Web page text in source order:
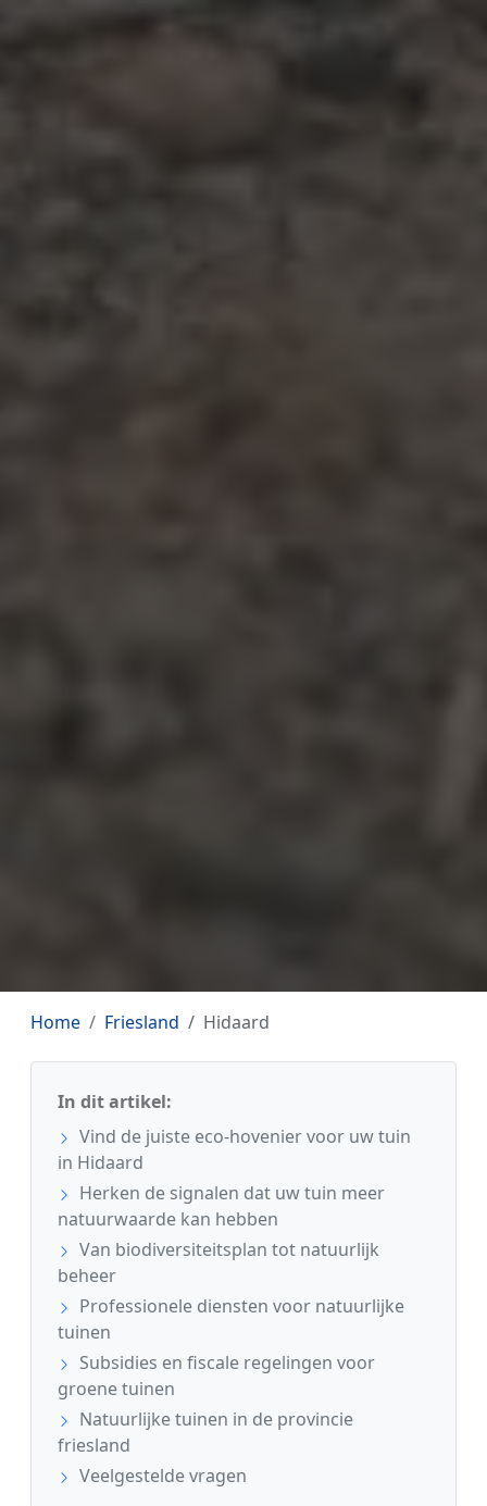
Home Friesland Hidaard
In dit artikel:
Vind de juiste eco-hovenier voor uw tuin
in Hidaard
Herken de signalen dat uw tuin meer
natuurwaarde kan hebben
Van biodiversiteitsplan tot natuurlijk
beheer
Professionele diensten voor natuurlijke
tuinen
Subsidies en fiscale regelingen voor
groene tuinen
Natuurlijke tuinen in de provincie
friesland
Veelgestelde vragen